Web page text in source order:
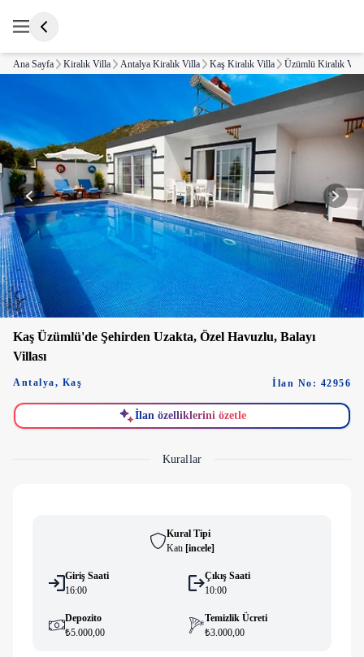
Ana Sayfa Kiralık Villa Antalya Kiralık Villa Kaş Kiralık Villa Üzümlü Kiralık Villa
Kaş Üzümlü'de Şehirden Uzakta, Özel Havuzlu, Balayı
Villası
Antalya, Kaş İlan No: 42956
İlan özelliklerini özetle
Kurallar
Kural Tipi
Katı [i̇ncele]
Giriş Saati
16:00
Çıkış Saati
10:00
Depozito
₺5.000,00
Temizlik Ücreti
₺3.000,00